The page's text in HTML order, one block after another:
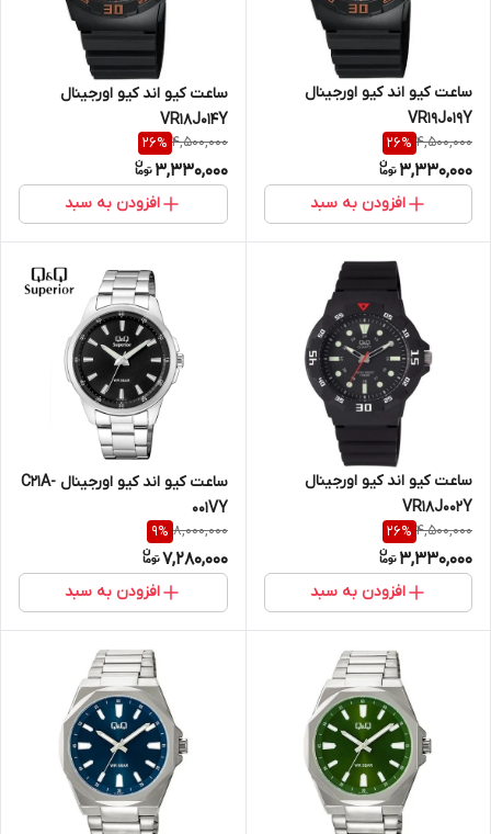
ساعت کیو اند کیو اورجینال
VR19J019Y
4,500,000
26%
3,330,000
افزودن به سبد
ساعت کیو اند کیو اورجینال
VR18J014Y
4,500,000
26%
3,330,000
افزودن به سبد
ساعت کیو اند کیو اورجینال
VR18J002Y
4,500,000
26%
3,330,000
افزودن به سبد
ساعت کیو اند کیو اورجینال C21A-
001VY
8,000,000
9%
7,280,000
افزودن به سبد